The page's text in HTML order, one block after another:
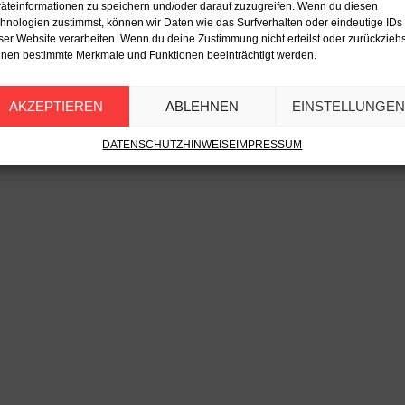
zu speichern und/oder darauf zuzugreifen. Wenn du diesen
zustimmst, können wir Daten wie das Surfverhalten oder eindeutige IDs
Website verarbeiten. Wenn du deine Zustimmung nicht erteilst oder
bestimmte Merkmale und Funktionen beeinträchtigt werden.
AKZEPTIEREN ABLEHNEN EINSTELLUNGEN
DATENSCHUTZHINWEISE IMPRESSUM